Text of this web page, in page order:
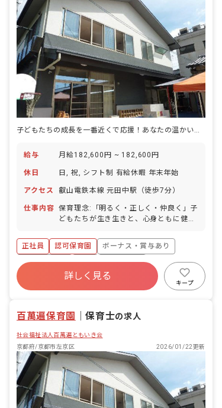
子どもたちの成長を一番近くで応援！あなたの温かい心が輝く場所がここにあります
給与 月給182,600円 ~ 182,600円
休日 日, 祝, シフト制 有給休暇 年末年始
アクセス 叡山電鉄本線 元田中駅（徒歩7分）
仕事内容 保育理念:「明るく・正しく・仲良く」子
どもたちが生き生きと、心身ともに健や
たかい保育園を目指します。 ■園庭有
無：あり
正社員 認可保育園
ボーナス・賞与あり
社会保険完備
有給
退職金制度
産休育休制度
社会福祉法人
詳しく見る
キープ
百萬遍保育園 ｜保育士の求人
社会福祉法人百萬遍ともいき会
京都府/京都市左京区
2026/01/22更新